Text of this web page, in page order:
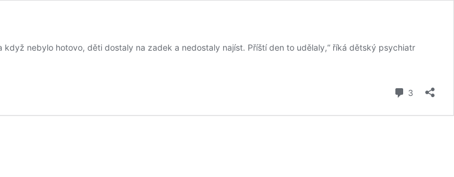
nebylo hotovo, děti dostaly na zadek a nedostaly najíst. Příští den to udělaly,“ říká dětský psychiatr
3 komentáře